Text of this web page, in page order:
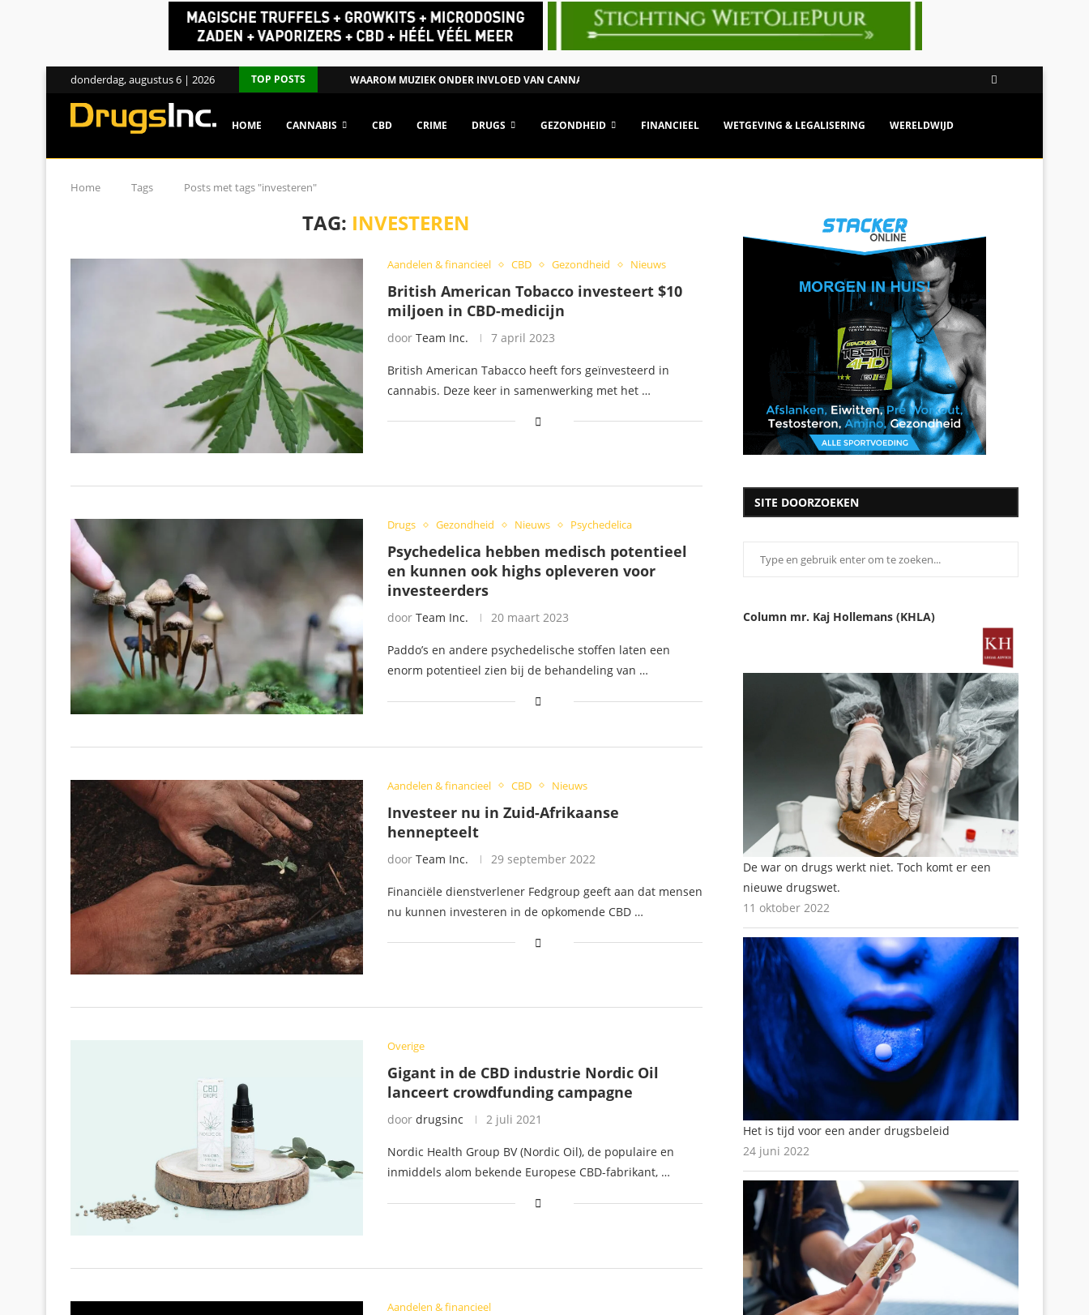
donderdag, augustus 6 | 2026 TOP POSTS WAAROM MUZIEK ONDER INVLOED VAN CANNABIS ANDERS KAN...
HOME CANNABIS CBD CRIME DRUGS GEZONDHEID FINANCIEEL WETGEVING & LEGALISERING WERELDWIJD
Home Tags Posts met tags "investeren"
TAG: INVESTEREN
Aandelen & financieel CBD Gezondheid Nieuws
British American Tobacco investeert $10
miljoen in CBD-medicijn
door Team Inc. 7 april 2023
British American Tabacco heeft fors geïnvesteerd in
cannabis. Deze keer in samenwerking met het …
Drugs Gezondheid Nieuws Psychedelica
Psychedelica hebben medisch potentieel
en kunnen ook highs opleveren voor
investeerders
door Team Inc. 20 maart 2023
Paddo’s en andere psychedelische stoffen laten een
enorm potentieel zien bij de behandeling van …
Aandelen & financieel CBD Nieuws
Investeer nu in Zuid-Afrikaanse
hennepteelt
door Team Inc. 29 september 2022
Financiële dienstverlener Fedgroup geeft aan dat mensen
nu kunnen investeren in de opkomende CBD …
Overige
Gigant in de CBD industrie Nordic Oil
lanceert crowdfunding campagne
door drugsinc 2 juli 2021
Nordic Health Group BV (Nordic Oil), de populaire en
inmiddels alom bekende Europese CBD-fabrikant, …
Aandelen & financieel
SITE DOORZOEKEN
Column mr. Kaj Hollemans (KHLA)
De war on drugs werkt niet. Toch komt er een
nieuwe drugswet.
11 oktober 2022
Het is tijd voor een ander drugsbeleid
24 juni 2022